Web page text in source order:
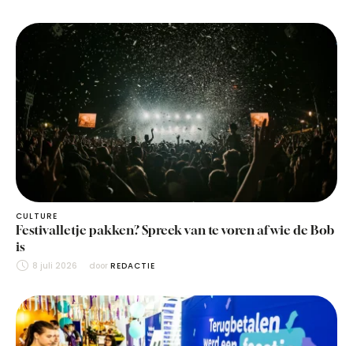
CULTURE
Festivalletje pakken? Spreek van te voren af wie de Bob
is
8 juli 2026 door REDACTIE